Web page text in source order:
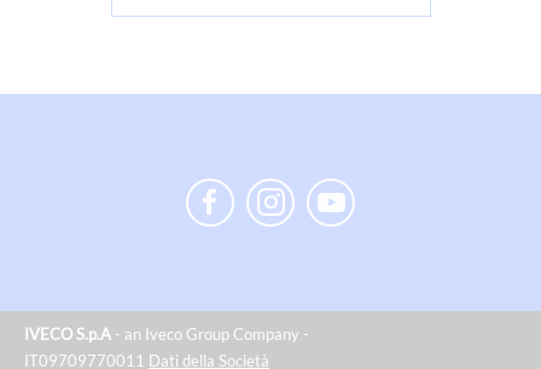
IVECO S.p.A - an Iveco Group Company -
IT09709770011 Dati della Società